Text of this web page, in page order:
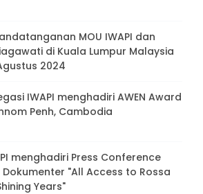
MOU IWAPI dan
di Kuala Lumpur Malaysia
2024
IWAPI menghadiri AWEN Award
Penh, Cambodia
menghadiri Press Conference
Dokumenter "All Access to Rossa
Years"